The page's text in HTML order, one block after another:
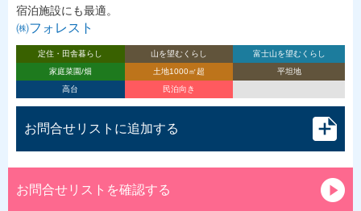
宿泊施設にも最適。
㈱フォレスト
定住・田舎暮らし 山を望むくらし
富士山を望むくらし
家庭菜園/畑
土地1000㎡超
平坦地
高台
民泊向き
お問合せリストに追加する
お問合せリストを確認する